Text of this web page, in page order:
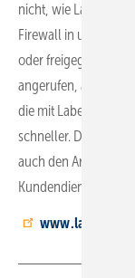
nicht, wie Label
Firewall in unserem
oder freigegeben
angerufen, aber ihre
die mit Label Mobile
schneller. Das spart
auch den
www.label-